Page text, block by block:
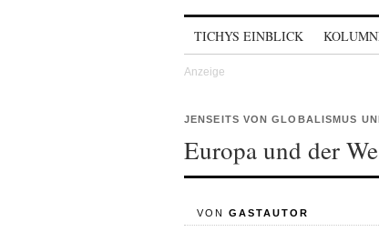
TICHYS EINBLICK
JENSEITS VON GLOBALISMUS
Europa und der
VON GASTAUTOR